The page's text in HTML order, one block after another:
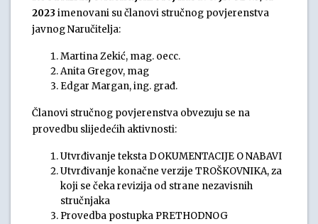
2023 imenovani su članovi stručnog povjerenstva
javnog Naručitelja:
Martina Zekić, mag. oecc.
Anita Gregov, mag
Edgar Margan, ing. građ.
Članovi stručnog povjerenstva obvezuju se na
provedbu slijedećih aktivnosti:
Utvrđivanje teksta DOKUMENTACIJE O NABAVI
Utvrđivanje konačne verzije TROŠKOVNIKA, za
koji se čeka revizija od strane nezavisnih
stručnjaka
Provedba postupka PRETHODNOG